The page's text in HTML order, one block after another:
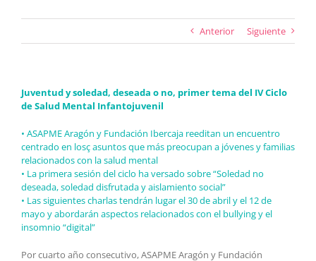
Anterior Siguiente
Juventud y soledad, deseada o no, primer tema del IV Ciclo
de Salud Mental Infantojuvenil
• ASAPME Aragón y Fundación Ibercaja reeditan un encuentro
centrado en losç asuntos que más preocupan a jóvenes y familias
relacionados con la salud mental
• La primera sesión del ciclo ha versado sobre “Soledad no
deseada, soledad disfrutada y aislamiento social”
• Las siguientes charlas tendrán lugar el 30 de abril y el 12 de
mayo y abordarán aspectos relacionados con el bullying y el
insomnio “digital”
Por cuarto año consecutivo, ASAPME Aragón y Fundación